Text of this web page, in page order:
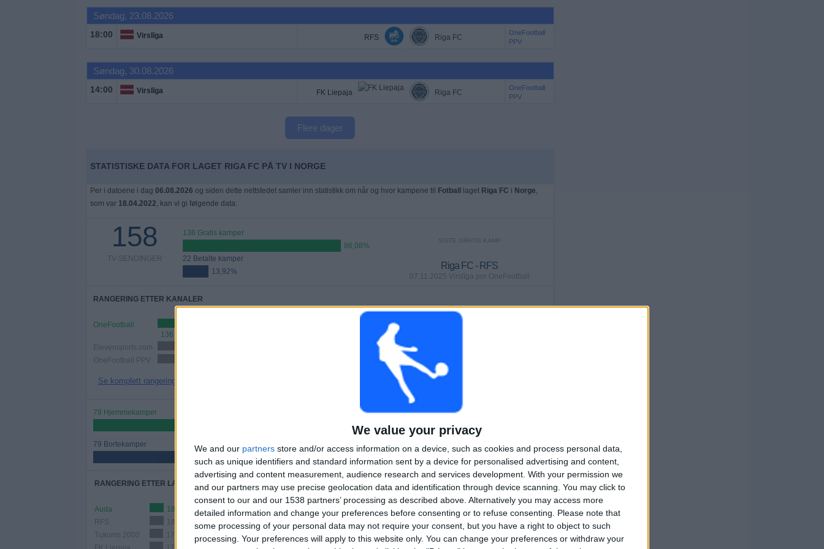
We value your privacy
We and our partners store and/or access information on a device, such as cookies and process personal data,
such as unique identifiers and standard information sent by a device for personalised advertising and content,
advertising and content measurement, audience research and services development. With your permission we
and our partners may use precise geolocation data and identification through device scanning. You may click to
consent to our and our 1538 partners’ processing as described above. Alternatively you may access more
detailed information and change your preferences before consenting or to refuse consenting.
Please note that
some processing of your personal data may not require your consent, but you have a right to object to such
processing. Your preferences will apply to this website only. You can change your preferences or withdraw your
Søndag, 23.08.2026
18:00 Virslīga RFS Riga FC
OneFootball
PPV
Søndag, 30.08.2026
14:00 Virslīga FK Liepaja Riga FC
OneFootball
PPV
Flere dager
STATISTISKE DATA FOR LAGET RIGA FC PÅ TV I NORGE
Per i datoene i dag 06.08.2026 og siden dette nettstedet samler inn statistikk om når og hvor kampene til Fotball laget Riga FC i Norge,
som var 18.04.2022, kan vi gi følgende data:
158
TV-SENDINGER
136 Gratis kamper
86,08%
22 Betalte kamper
13,92%
SISTE GRATIS KAMP
Riga FC - RFS
07.11.2025 Virslīga por OneFootball
RANGERING ETTER KANALER
OneFootball
136 (86,08%)
Elevensports.com
OneFootball PPV
Se komplett rangering
DAGER
KAMP
22
KONTINUERLIG
BETALT
79 Hjemmekamper
79 Bortekamper
MOTSTANDERE
18
VS Auda
3
KONKURRANSER
RANGERING ETTER LAG
Auda
18 (11,39%)
RFS
18 (11,39%)
Tukums 2000
17 (10,76%)
RANGERING ETTER KONKURRANSER
155 (98,1%)
2 (1,27%)
Conference League
1 (0,63%)